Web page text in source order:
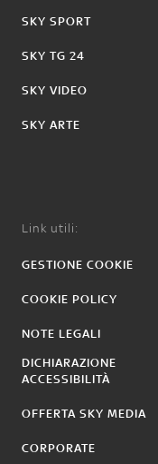
SKY SPORT
SKY TG 24
SKY VIDEO
SKY ARTE
Link utili:
GESTIONE COOKIE
COOKIE POLICY
NOTE LEGALI
DICHIARAZIONE
ACCESSIBILITÀ
OFFERTA SKY MEDIA
CORPORATE